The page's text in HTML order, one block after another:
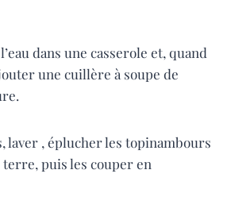
dans une casserole et, quand
une cuillère à soupe de
laver , éplucher les topinambours
puis les couper en